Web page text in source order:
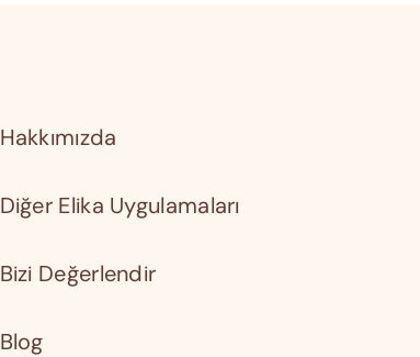
Hakkımızda
Diğer Elika Uygulamaları
Bizi Değerlendir
Blog